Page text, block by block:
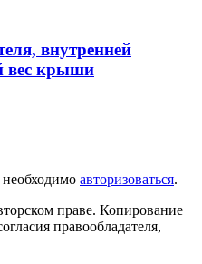
внутренней
вес крыши
авторизоваться.
праве. Копирование
правообладателя,